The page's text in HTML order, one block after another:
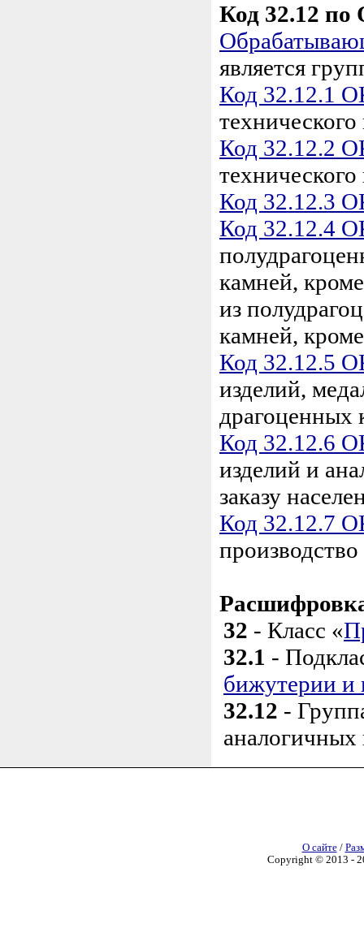
Код 32.12
является
Код 32.12.1
Код 32.12.2
Код 32.12.3
Код 32.12.4
камней,
из
камней,
Код 32.12.5
изделий,
драгоценных
Код 32.12.6
изделий и
заказу
Код 32.12.7
32 - Класс «
32.1 -
бижутерии и
32.12 -
аналогичных
О сайте/
Copyright © 2013 -